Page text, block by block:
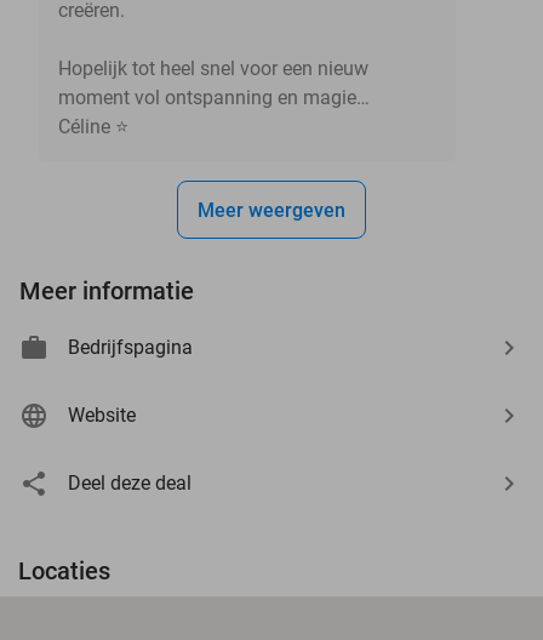
creëren.
Hopelijk tot heel snel voor een nieuw
moment vol ontspanning en magie…
Céline ⭐
Meer weergeven
Meer informatie
Bedrijfspagina
Website
Deel deze deal
Locaties